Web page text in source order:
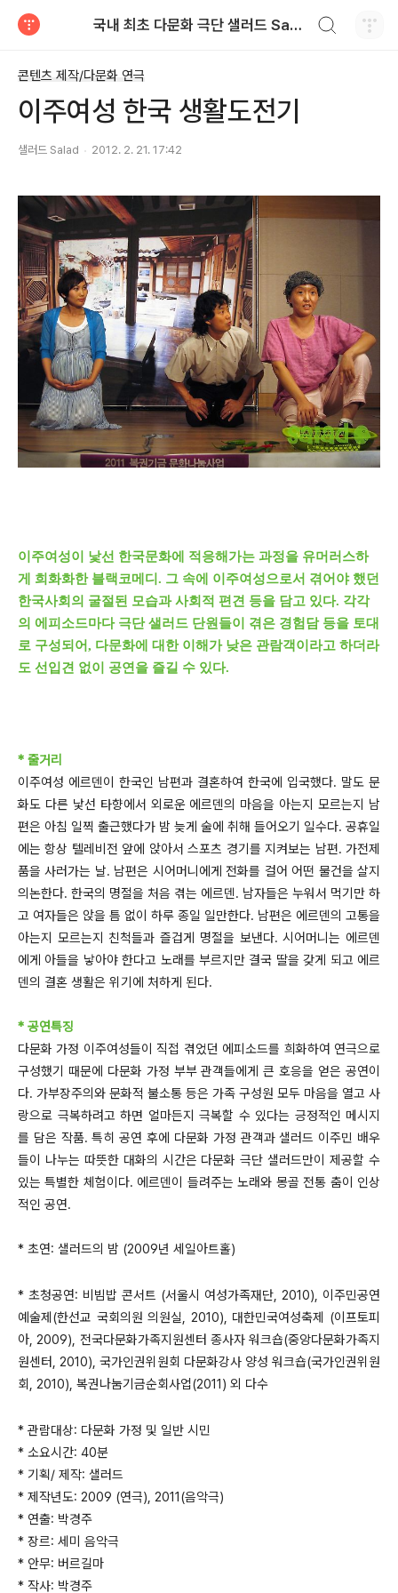
국내 최초 다문화 극단 샐러드 Salad
콘텐츠 제작/다문화 연극
이주여성 한국 생활도전기
샐러드 Salad 2012. 2. 21. 17:42
이주여성이 낯선 한국문화에 적응해가는 과정을 유머러스하
게 희화화한 블랙코메디. 그 속에 이주여성으로서 겪어야 했던
한국사회의 굴절된 모습과 사회적 편견 등을 담고 있다. 각각
의 에피소드마다 극단 샐러드 단원들이 겪은 경험담 등을 토대
로 구성되어, 다문화에 대한 이해가 낮은 관람객이라고 하더라
도 선입견 없이 공연을 즐길 수 있다.
* 줄거리
이주여성 에르덴이 한국인 남편과 결혼하여 한국에 입국했다. 말도 문
화도 다른 낯선 타향에서 외로운 에르덴의 마음을 아는지 모르는지 남
편은 아침 일찍 출근했다가 밤 늦게 술에 취해 들어오기 일수다. 공휴일
에는 항상 텔레비전 앞에 앉아서 스포츠 경기를 지켜보는 남편. 가전제
품을 사러가는 날. 남편은 시어머니에게 전화를 걸어 어떤 물건을 살지
의논한다. 한국의 명절을 처음 겪는 에르덴. 남자들은 누워서 먹기만 하
고 여자들은 앉을 틈 없이 하루 종일 일만한다. 남편은 에르덴의 고통을
아는지 모르는지 친척들과 즐겁게 명절을 보낸다. 시어머니는 에르덴
에게 아들을 낳아야 한다고 노래를 부르지만 결국 딸을 갖게 되고 에르
덴의 결혼 생활은 위기에 처하게 된다.
* 공연특징
다문화 가정 이주여성들이 직접 겪었던 에피소드를 희화하여 연극으로
구성했기 때문에 다문화 가정 부부 관객들에게 큰 호응을 얻은 공연이
다. 가부장주의와 문화적 불소통 등은 가족 구성원 모두 마음을 열고 사
랑으로 극복하려고 하면 얼마든지 극복할 수 있다는 긍정적인 메시지
를 담은 작품. 특히 공연 후에 다문화 가정 관객과 샐러드 이주민 배우
들이 나누는 따뜻한 대화의 시간은 다문화 극단 샐러드만이 제공할 수
있는 특별한 체험이다. 에르덴이 들려주는 노래와 몽골 전통 춤이 인상
적인 공연.
* 초연: 샐러드의 밤 (2009년 세일아트홀)
* 초청공연: 비빔밥 콘서트 (서울시 여성가족재단, 2010), 이주민공연
예술제(한선교 국회의원 의원실, 2010), 대한민국여성축제 (이프토피
아, 2009), 전국다문화가족지원센터 종사자 워크숍(중앙다문화가족지
원센터, 2010), 국가인권위원회 다문화강사 양성 워크숍(국가인권위원
회, 2010), 복권나눔기금순회사업(2011) 외 다수
* 관람대상: 다문화 가정 및 일반 시민
* 소요시간: 40분
* 기획/ 제작: 샐러드
* 제작년도: 2009 (연극), 2011(음악극)
* 연출: 박경주
* 장르: 세미 음악극
* 안무: 버르길마
* 작사: 박경주